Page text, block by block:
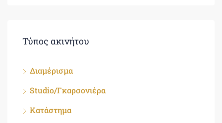
Τύπος ακινήτου
Διαμέρισμα
Studio/Γκαρσονιέρα
Κατάστημα